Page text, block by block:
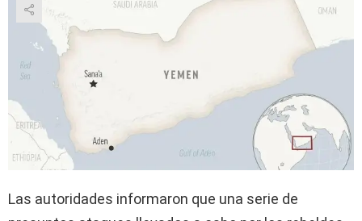
Las autoridades informaron que una serie de